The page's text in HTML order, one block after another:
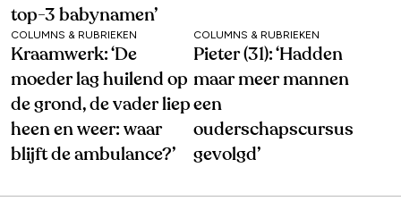
top-3 babynamen’
COLUMNS & RUBRIEKEN
Kraamwerk: ‘De
moeder lag huilend op
de grond, de vader liep
heen en weer: waar
blijft de ambulance?’
COLUMNS & RUBRIEKEN
Pieter (31): ‘Hadden
maar meer mannen
een
ouderschapscursus
gevolgd’